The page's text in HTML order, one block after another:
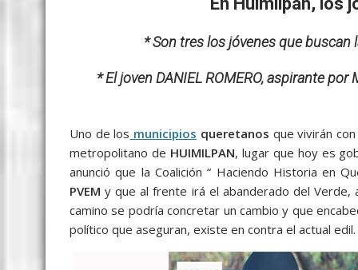
k
A
p
p
n
g
er
e a
m
* Son tres los jóvenes que
* El joven DANIEL ROMERO, aspirante
Uno de los municipios queretanos que vivirán
metropolitano de HUIMILPAN, lugar que hoy es
anunció que la Coalición “ Haciendo Historia en
PVEM y que al frente irá el abanderado del Verde,
camino se podría concretar un cambio y que
político que aseguran, existe en contra el actual edil.